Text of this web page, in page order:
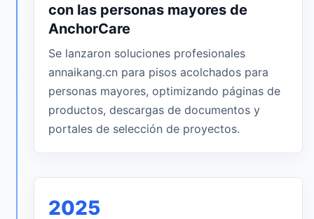
con las personas mayores de
AnchorCare
Se lanzaron soluciones profesionales
annaikang.cn para pisos acolchados para
personas mayores, optimizando páginas de
productos, descargas de documentos y
portales de selección de proyectos.
2025